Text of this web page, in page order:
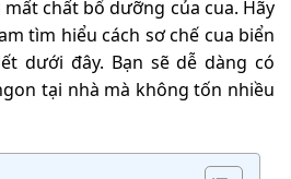
chất bổ dưỡng của cua. Hãy
tìm hiểu cách sơ chế cua biển
dưới đây. Bạn sẽ dễ dàng có
tại nhà mà không tốn nhiều